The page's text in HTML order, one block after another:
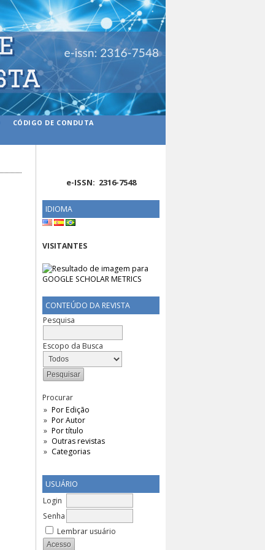
e-ISSN: 2316-7548
IDIOMA
VISITANTES
CONTEÚDO DA REVISTA
Pesquisa
Escopo da Busca
Procurar
Por Edição
Por Autor
Por título
Outras revistas
Categorias
USUÁRIO
Login
Senha
Lembrar usuário
CÓDIGO DE CONDUTA